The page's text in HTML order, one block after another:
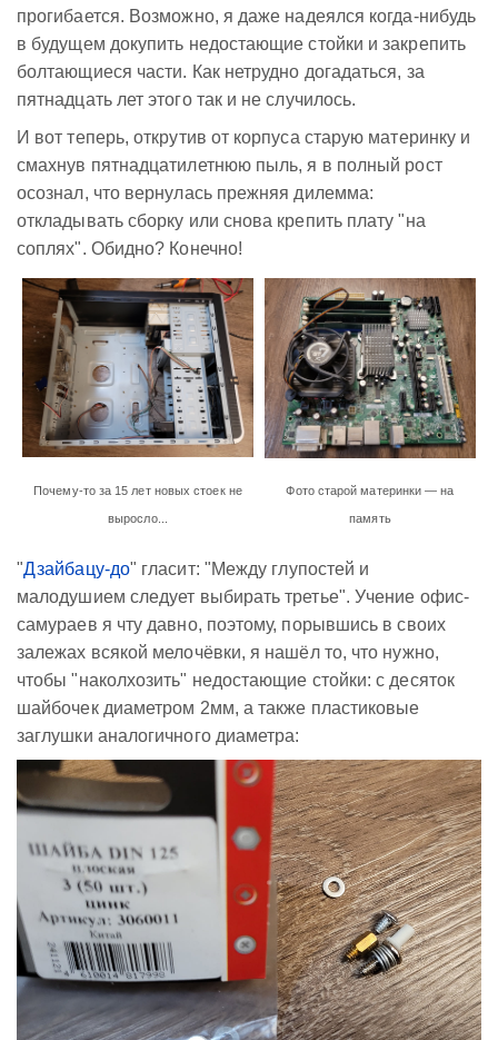
прогибается. Возможно, я даже надеялся когда-нибудь
в будущем докупить недостающие стойки и закрепить
болтающиеся части. Как нетрудно догадаться, за
пятнадцать лет этого так и не случилось.
И вот теперь, открутив от корпуса старую материнку и
смахнув пятнадцатилетнюю пыль, я в полный рост
осознал, что вернулась прежняя дилемма:
откладывать сборку или снова крепить плату "на
соплях". Обидно? Конечно!
Почему-то за 15 лет новых стоек не
выросло...
Фото старой материнки — на
память
"Дзайбацу-до" гласит: "Между глупостей и
малодушием следует выбирать третье". Учение офис-
самураев я чту давно, поэтому, порывшись в своих
залежах всякой мелочёвки, я нашёл то, что нужно,
чтобы "наколхозить" недостающие стойки: с десяток
шайбочек диаметром 2мм, а также пластиковые
заглушки аналогичного диаметра: